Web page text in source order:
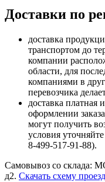
Доставки по
доставка
транспортом до
компании
области, для
компаниями в
перевозчика
доставка платная
оформлении
могут получить
условия
8-499-517-91-88).
Самовывоз со склада:
д2. Скачать схему